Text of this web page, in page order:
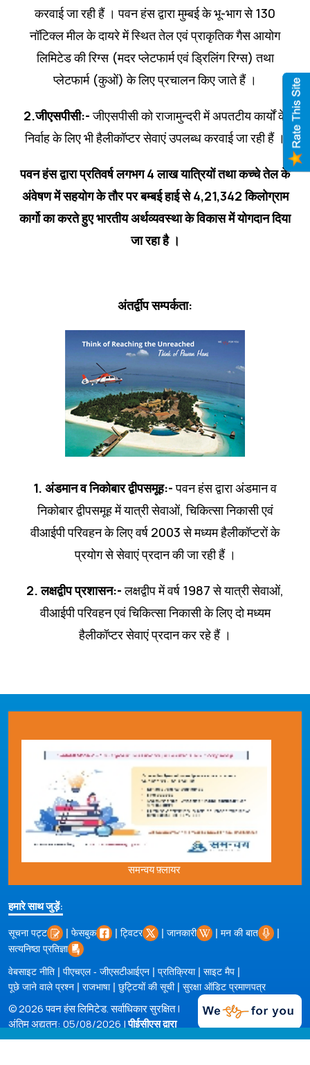
करवाई जा रही हैं । पवन हंस द्वारा मुम्‍बई के भू-भाग से 130
नॉटिक्‍ल मील के दायरे में स्थि‍त तेल एवं प्राकृतिक गैस आयोग
लिमिटेड की रिग्‍स (मदर प्‍लेटफार्म एवं ड्रिलिंग रिग्‍स) तथा
प्‍लेटफार्म (कुओं) के लिए प्रचालन किए जाते हैं ।
2.जीएसपीसी:-जीएसपीसी को राजामुन्‍दरी में अपतटीय कार्यों के
निर्वाह के लिए भी हैलीकॉप्‍टर सेवाएं उपलब्‍ध करवाई जा रही हैं ।
पवन हंस द्वारा प्रतिवर्ष लगभग 4 लाख यात्रियों तथा कच्‍चे तेल के
अंवेषण में सहयोग के तौर पर बम्‍बई हाई से 4,21,342 किलोग्राम
कार्गो का करते हुए भारतीय अर्थव्‍यवस्‍था के विकास में योगदान दिया
जा रहा है ।
अंतर्द्वीप सम्‍पर्कता:
1. अंडमान व निकोबार द्वीपसमूह:-पवन हंस द्वारा अंडमान व
निकोबार द्वीपसमूह में या‍त्री सेवाओं, चिकित्‍सा निकासी एवं
वीआईपी परिवहन के लिए वर्ष 2003 से मध्‍यम हैलीकॉप्‍टरों के
प्रयोग से सेवाएं प्रदान की जा रही हैं ।
2. लक्षद्वीप प्रशासन:-लक्षद्वीप में वर्ष 1987 से यात्री सेवाओं,
वीआईपी परिवहन एवं चिकित्‍सा निकासी के लिए दो मध्‍यम
हैलीकॉप्‍टर सेवाएं प्रदान कर रहे हैं ।
समन्वय फ़्लायर
हमारे साथ जुड़ें:
सूचना पट्ट | फेसबुक | ट्विटर | जानकारी | मन की बात |
सत्यनिष्ठा प्रतिज्ञा
वेबसाइट नीति | पीएचएल - जीएसटीआईएन | प्रतिक्रिया| साइट मैप |
पूछे जाने वाले प्रश्न | राजभाषा| छुट्टियों की सूची| सुरक्षा ऑडिट प्रमाणपत्र
© 2026 पवन हंस लिमिटेड. सर्वाधिकार सुरक्षित |
अंतिम अद्यतन: 05/08/2026 |पीईसीएस द्वारा
संचालित